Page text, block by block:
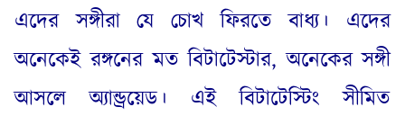
এদের সঙ্গীরা যে চোখ ফিরতে বাধ্য। এদের
অনেকেই রঙ্গনের মত বিটাটেস্টার,অনেকের সঙ্গী
আসলে অ্যান্ড্রয়েড। এই বিটাটেস্টিং সীমিত